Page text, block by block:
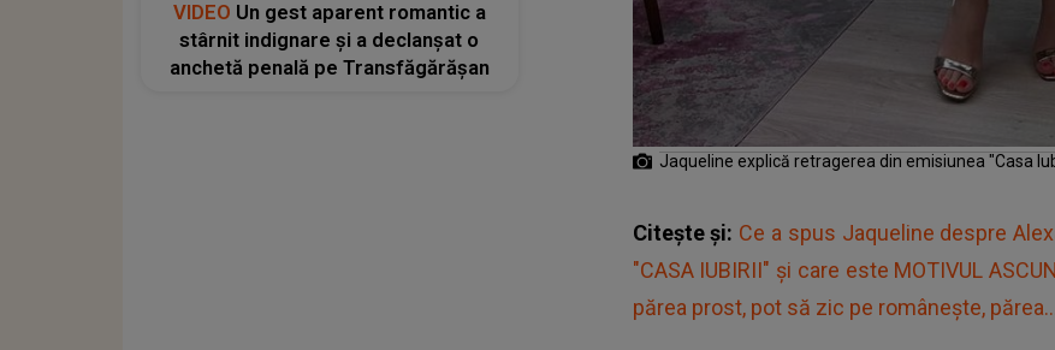
Jaqueline explică retragerea din emisiunea "Casa
Citește și: Ce a spus Jaqueline despre
"CASA IUBIRII" și care este MOTIVUL
părea prost, pot să zic pe românește,
VIDEO Un gest aparent romantic a
stârnit indignare și a declanșat o
anchetă penală pe Transfăgărășan